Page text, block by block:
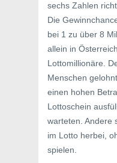
sechs Zahlen
Die
bei 1 zu über 8
allein in
Lottomillionäre.
Menschen
einen hohen
Lottoschein
warteten. Andere
im Lotto herbei,
spielen.